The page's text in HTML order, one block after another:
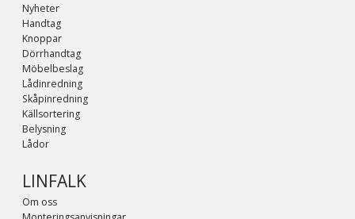
Nyheter
Handtag
Knoppar
Dörrhandtag
Möbelbeslag
Lådinredning
Skåpinredning
Källsortering
Belysning
Lådor
LINFALK
Om oss